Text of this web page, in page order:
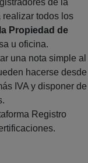
realizar todos los
Propiedad de
u oficina.
una nota simple al
hacerse desde
IVA y disponer de
Registro